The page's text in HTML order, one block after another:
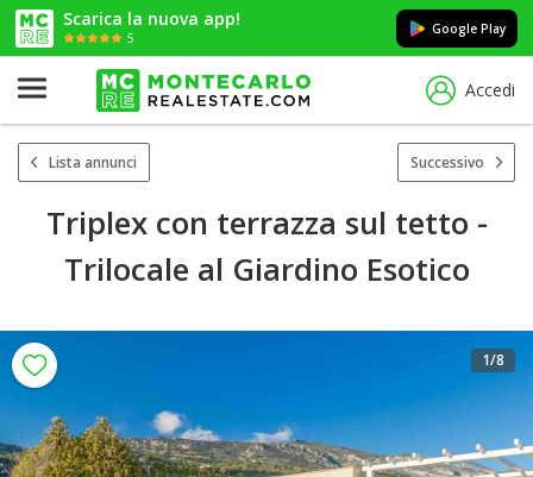
Scarica la nuova app!
5
Google Play
Accedi
Lista annunci Successivo
Triplex con terrazza sul tetto -
Trilocale al Giardino Esotico
1/8